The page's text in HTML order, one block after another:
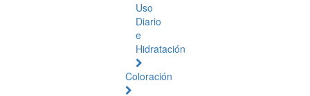
Uso
Diario
e
Hidratación
Coloración